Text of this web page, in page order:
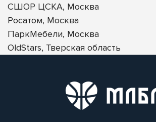
СШОР ЦСКА, Москва
Росатом, Москва
ПаркМебели, Москва
OldStars, Тверская область